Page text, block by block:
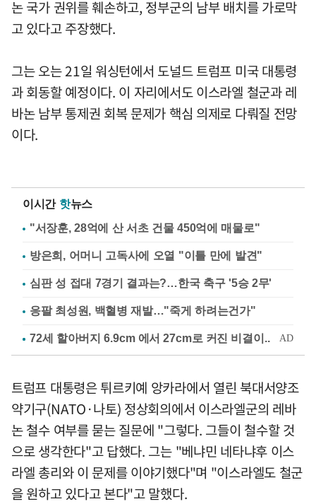
논 국가 권위를 훼손하고, 정부군의 남부 배치를 가로막
고 있다고 주장했다.
그는 오는 21일 워싱턴에서 도널드 트럼프 미국 대통령
과 회동할 예정이다. 이 자리에서도 이스라엘 철군과 레
바논 남부 통제권 회복 문제가 핵심 의제로 다뤄질 전망
이다.
이시간 핫뉴스
"서장훈, 28억에 산 서초 건물 450억에 매물로"
방은희, 어머니 고독사에 오열 "이틀 만에 발견"
심판 성 접대 7경기 결과는?…한국 축구 '5승 2무'
응팔 최성원, 백혈병 재발…"죽게 하려는건가"
트럼프 대통령은 튀르키예 앙카라에서 열린 북대서양조
약기구(NATO·나토) 정상회의에서 이스라엘군의 레바
논 철수 여부를 묻는 질문에 "그렇다. 그들이 철수할 것
으로 생각한다"고 답했다. 그는 "베냐민 네타냐후 이스
라엘 총리와 이 문제를 이야기했다"며 "이스라엘도 철군
을 원하고 있다고 본다"고 말했다.